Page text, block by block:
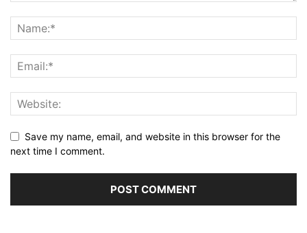
Save my name, email, and website in this browser for the
next time I comment.